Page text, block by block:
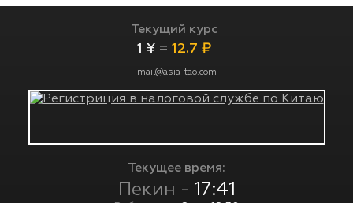
Текущий курс
1 ¥ = 12.7 ₽
mail@asia-tao.com
Текущее время:
Пекин - 17:41